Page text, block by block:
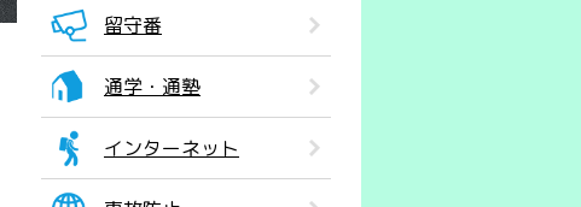
留守番
通学・通塾
インターネット